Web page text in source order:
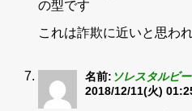
の型です
これは詐欺に近いと思わ
名前: ソレスタルビ
2018/12/11(火)